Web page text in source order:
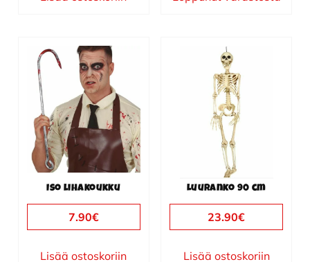
Iso lihakoukku
7.90€
Lisää ostoskoriin
Luuranko 90 cm
23.90€
Lisää ostoskoriin